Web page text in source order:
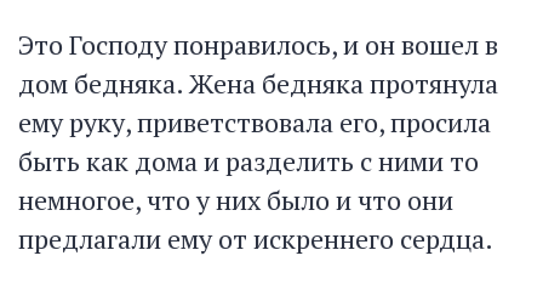
Это Господу понравилось, и он вошел в
дом бедняка. Жена бедняка протянула
ему руку, приветствовала его, просила
быть как дома и разделить с ними то
немногое, что у них было и что они
предлагали ему от искреннего сердца.